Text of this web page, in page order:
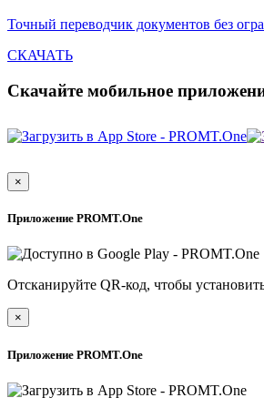
Точный переводчик документов без
СКАЧАТЬ
Скачайте мобильное
×
Приложение PROMT.One
Отсканируйте QR-код, чтобы
×
Приложение PROMT.One